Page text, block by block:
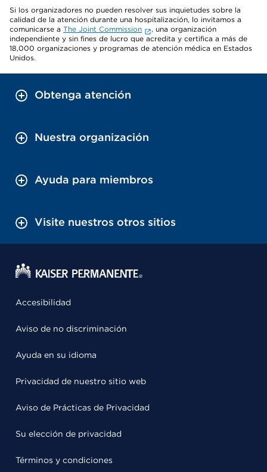
Si los organizadores no pueden resolver sus inquietudes sobre la
calidad de la atención durante una hospitalización, lo invitamos a
comunicarse a The Joint Commission
, una organización
independiente y sin fines de lucro que acredita y certifica a más de
18,000 organizaciones y programas de atención médica en Estados
Unidos.
Obtenga atención
Nuestra organización
Ayuda para miembros
Visite nuestros otros sitios
Accesibilidad
Aviso de no discriminación
Ayuda en su idioma
Privacidad de nuestro sitio web
Aviso de Prácticas de Privacidad
Su elección de privacidad
Términos y condiciones